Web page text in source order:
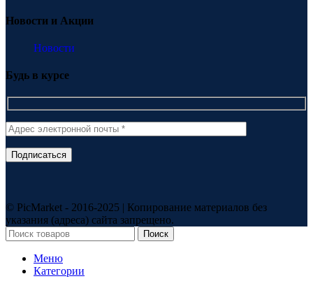
Новости и Акции
Новости
Будь в курсе
© PicMarket - 2016-2025 | Копирование материалов без
указания (адреса) сайта запрещено.
Поиск
Меню
Категории